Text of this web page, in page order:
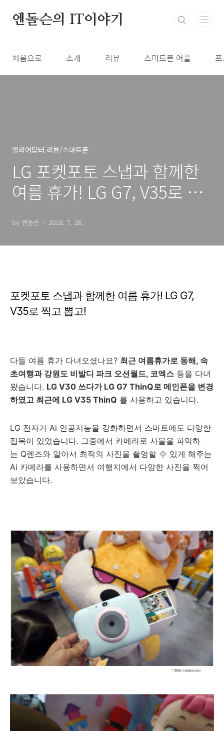
엔돌슨의 IT이야기
처음으로 소개 리뷰 스마트폰 어플
얼리어답터 리뷰/스마트폰
LG 포켓포토 스냅과 함께한
여름 휴가! LG G7, V35로 찍
by 엔돌슨 2018. 7. 26.
포켓포토 스냅과 함께한 여름 휴가! LG G7,
V35로 찍고 뽑고!
다들 여름 휴가 다녀오셨나요? 최근 여름휴가로 동해, 속
초여행과 강원도 비발디 파크 오션월드, 코엑스 등을 다녀
왔습니다. LG V30 쓰다가 LG G7 ThinQ로 메인폰을 변경
하였고 최근에 LG V35 ThinQ 를 사용하고 있습니다.
LG 전자가 Ai 인공지능을 강화하면서 스마트에도 다양한
접목이 있었습니다. 그중에서 카메라로 사물을 파악하
는 Q렌즈와 알아서 최적의 사진을 촬영할 수 있게 해주는
Ai 카메라를 사용하면서 여행지에서 다양한 사진을 찍어
보았습니다.